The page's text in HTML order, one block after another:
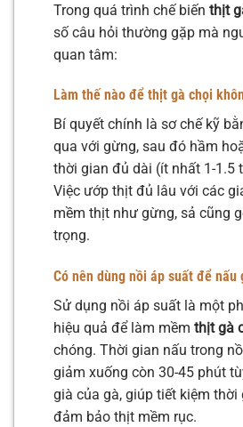
Trong quá trình chế biến thịt
số câu hỏi thường gặp mà
quan tâm:
Làm thế nào để thịt gà chọi
Bí quyết chính là sơ chế kỹ
qua với gừng, sau đó hầm
thời gian đủ dài (ít nhất 1-1.5
Việc ướp thịt đủ lâu với các
mềm thịt như gừng, sả cũng
trọng.
Có nên dùng nồi áp suất để nấu
Sử dụng nồi áp suất là một
hiệu quả để làm mềm thịt gà
chóng. Thời gian nấu trong
giảm xuống còn 30-45 phút
già của gà, giúp tiết kiệm thời
đảm bảo thịt mềm rục.